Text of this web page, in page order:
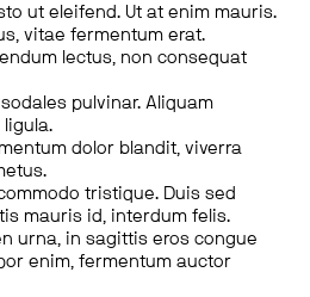
ut eleifend. Ut at enim mauris.
vitae fermentum erat.
lectus, non consequat
pulvinar. Aliquam
dolor blandit, viverra
tristique. Duis sed
mauris id, interdum felis.
urna, in sagittis eros congue
enim, fermentum auctor